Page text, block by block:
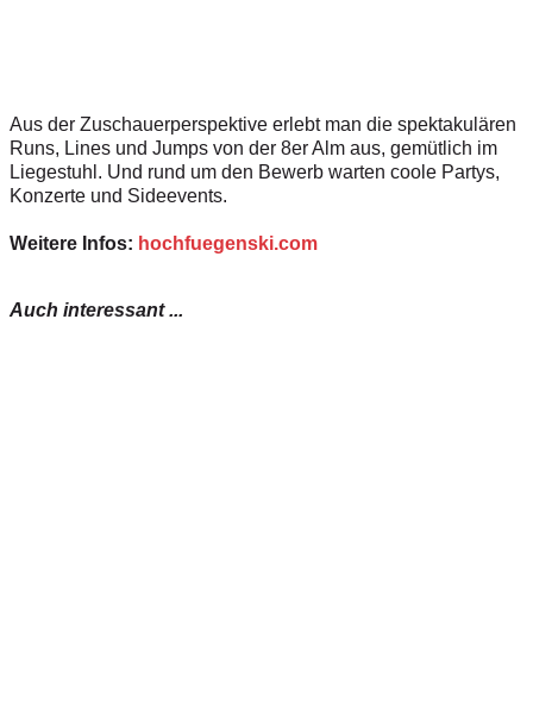
Aus der Zuschauerperspektive erlebt man die spektakulären
Runs, Lines und Jumps von der 8er Alm aus, gemütlich im
Liegestuhl. Und rund um den Bewerb warten coole Partys,
Konzerte und Sideevents.
Weitere Infos: hochfuegenski.com
Auch interessant ...